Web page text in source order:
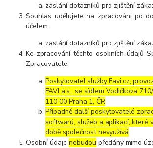
zaslání dotazníků pro zjištění
Souhlas udělujete na zpracování po
účelem:
zaslání dotazníků pro zjištění
Ke zpracování těchto osobních údajů
Zpracovatele:
Poskytovatel služby Favi.cz,
FAVI a.s., se sídlem Vodičkova
110 00 Praha 1, ČR
Případně další poskytovatelé
softwarů, služeb a aplikací, které
době společnost nevyužívá
Osobní údajenebudou předány mimo